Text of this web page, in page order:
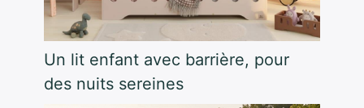
Un lit enfant avec barrière, pour
des nuits sereines